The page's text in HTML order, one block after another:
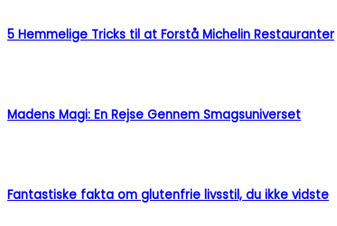
5 Hemmelige Tricks til at Forstå Michelin Restauranter
Madens Magi: En Rejse Gennem Smagsuniverset
Fantastiske fakta om glutenfrie livsstil, du ikke vidste